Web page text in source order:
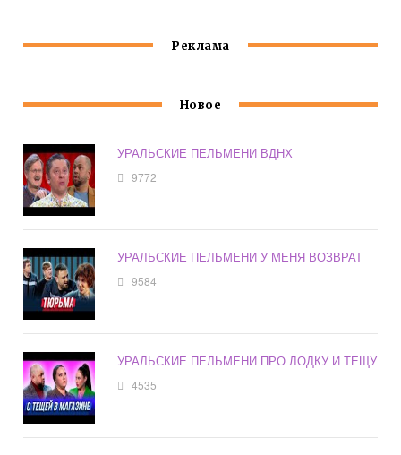
Реклама
Новое
УРАЛЬСКИЕ ПЕЛЬМЕНИ ВДНХ
9772
УРАЛЬСКИЕ ПЕЛЬМЕНИ У МЕНЯ ВОЗВРАТ
9584
УРАЛЬСКИЕ ПЕЛЬМЕНИ ПРО ЛОДКУ И ТЕЩУ
4535